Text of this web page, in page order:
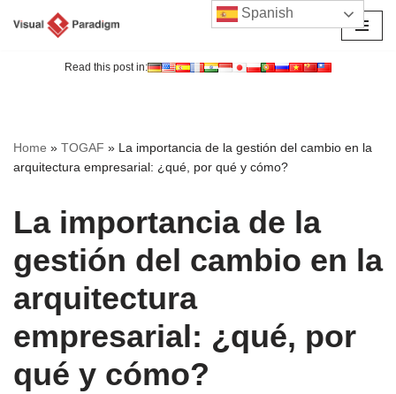
Read this post in:
Home » TOGAF » La importancia de la gestión del cambio en la
arquitectura empresarial: ¿qué, por qué y cómo?
La importancia de la
gestión del cambio en la
arquitectura
empresarial: ¿qué, por
qué y cómo?
Spanish